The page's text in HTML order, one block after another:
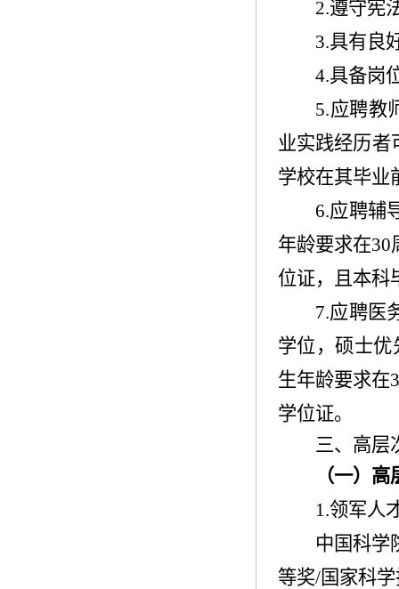
2.遵守宪
3.具有良
4.具备岗
5.应聘教
业实践经历者
学校在其毕业
6.应聘辅
年龄要求在30
位证，且本科
7.应聘医
学位，硕士
生年龄要求在
学位证。
三、高层
（一）
1.领军人
中国科学
等奖/国家科